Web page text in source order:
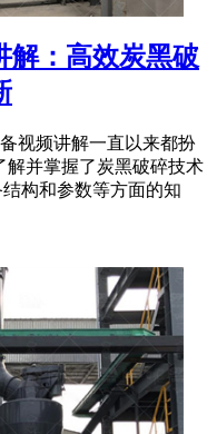
解：高效炭黑破
视频讲解一直以来都扮
解并掌握了炭黑破碎技术
构和参数等方面的知